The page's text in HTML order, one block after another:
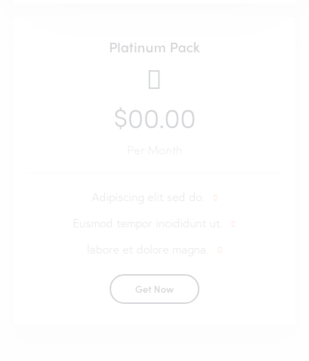
Platinum Pack
$00.00
Adipiscing elit sed do.
Eusmod tempor incididunt ut.
labore et dolore magna.
Get Now